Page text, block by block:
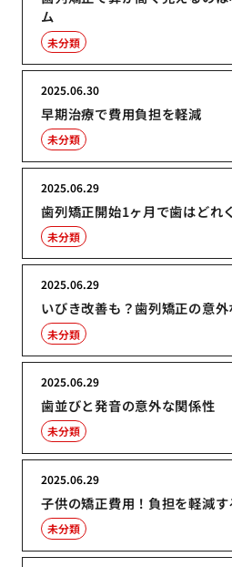
ム
未分類
早期治療で費用負担を軽減
2025.06.30
未分類
歯列矯正開始1ヶ月で歯はどれ
2025.06.29
未分類
いびき改善も？歯列矯正の意
2025.06.29
未分類
歯並びと発音の意外な関係性
2025.06.29
未分類
子供の矯正費用！負担を軽減
2025.06.29
未分類